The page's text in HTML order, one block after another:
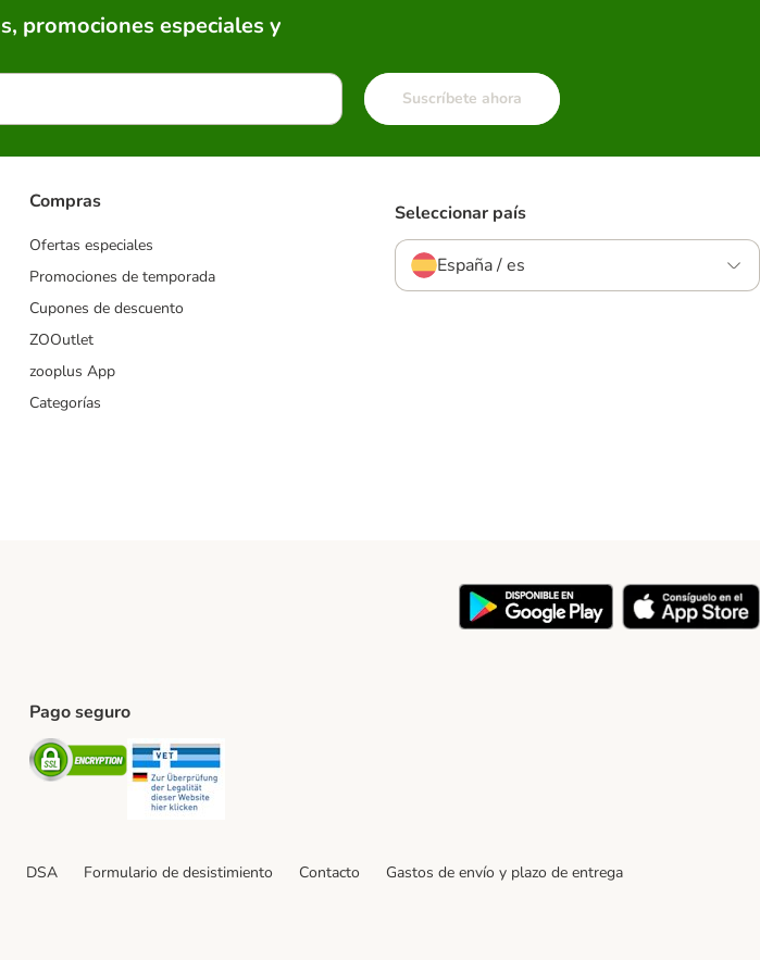
promociones especiales y
Suscríbete ahora
Compras
Ofertas especiales
Promociones de temporada
Cupones de descuento
ZOOutlet
zooplus App
Categorías
Seleccionar país
España / es
Pago seguro
Security
DSA Formulario de desistimiento Contacto
Gastos de envío y plazo de entrega